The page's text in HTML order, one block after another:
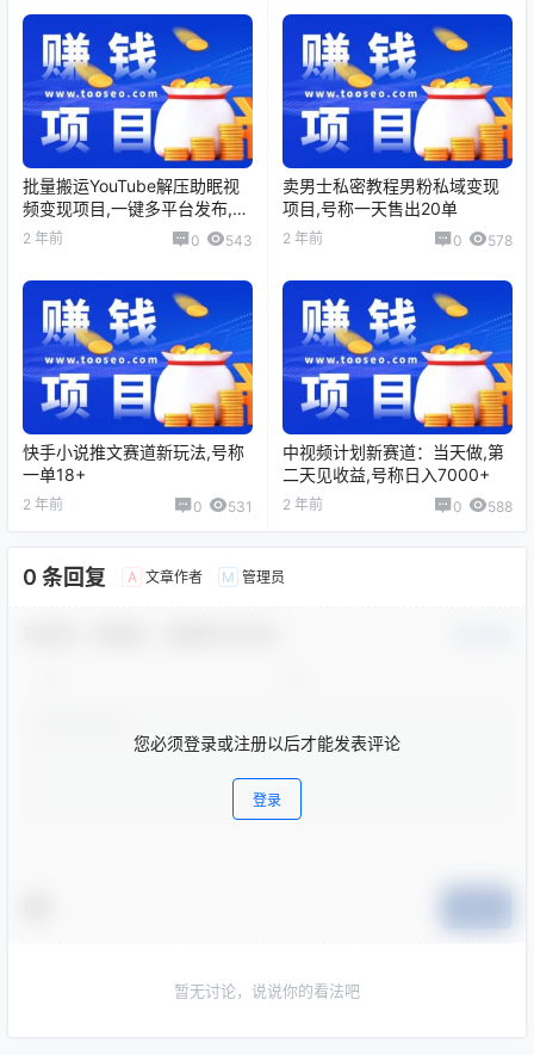
批量搬运YouTube解压助眠视
频变现项目,一键多平台发布,号
称月入2W+
2 年前 0 543
卖男士私密教程男粉私域变现
项目,号称一天售出20单
2 年前 0 578
快手小说推文赛道新玩法,号称
一单18+
2 年前 0 531
中视频计划新赛道：当天做,第
二天见收益,号称日入7000+
2 年前 0 588
0 条回复 A 文章作者 M 管理员
您必须登录或注册以后才能发表评论
登录
暂无讨论，说说你的看法吧